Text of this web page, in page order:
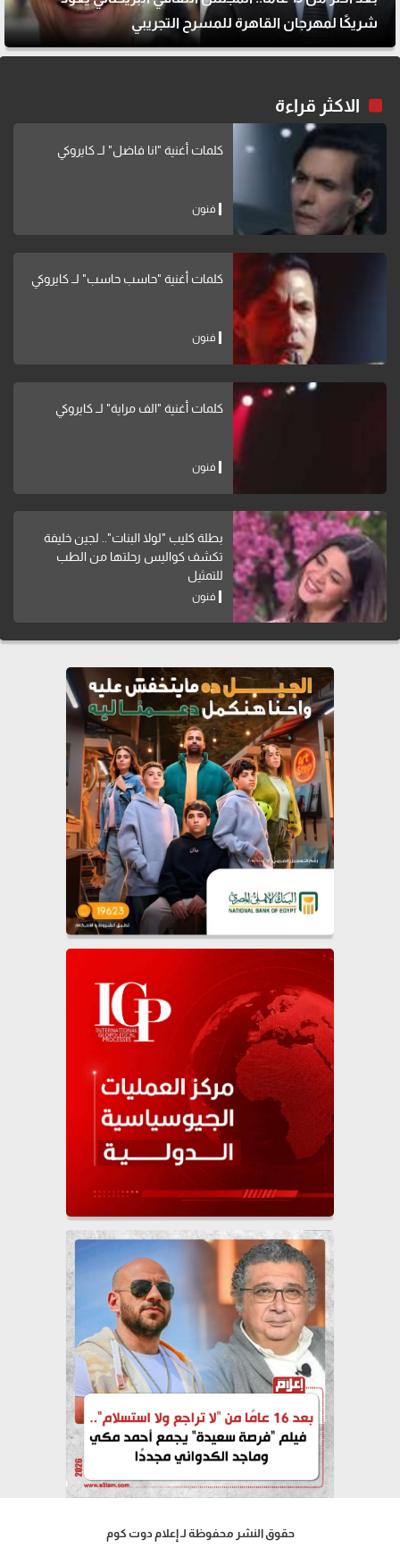
شريكًا لمهرجان القاهرة للمسرح التجريبي
الاكثر قراءة
كلمات أغنية "انا فاضل" لــ كايروكي
فنون
كلمات أغنية "حاسب حاسب" لــ كايروكي
فنون
كلمات أغنية "الف مراية" لــ كايروكي
فنون
بطلة كليب "لولا البنات".. لجين خليفة
تكشف كواليس رحلتها من الطب
للتمثيل
فنون
حقوق النشر محفوظة لـ إعلام دوت كوم